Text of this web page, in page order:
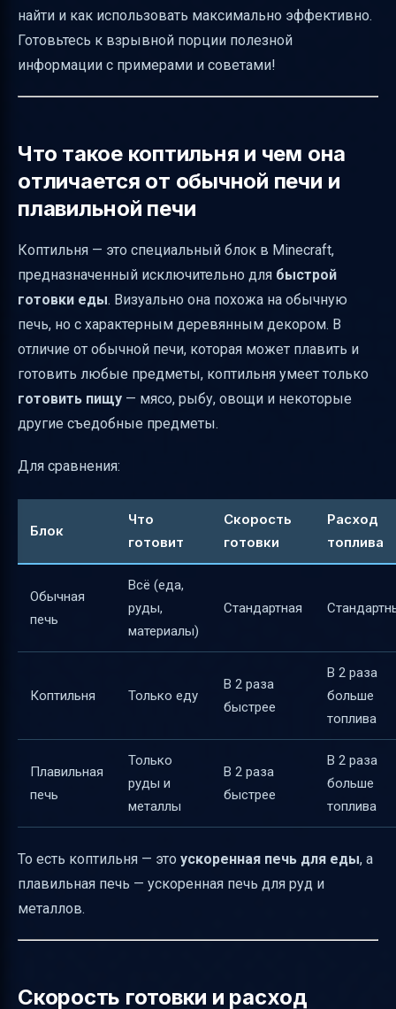
Что происходит при разрушении коптильни
Как коптильня влияет на жителей деревни
Как изменить название коптильни
Основные состояния и направление
коптильни
История коптильни в Minecraft
Практические советы по использованию
коптильни
Краткий обзор по коптильне
Таблица сравнения коптильни, печи и
плавильной печи
Заключение
Полезные ссылки
найти и как использовать максимально эффективно.
Готовьтесь к взрывной порции полезной
информации с примерами и советами!
Что такое коптильня и чем она
отличается от обычной печи и
плавильной печи
Коптильня — это специальный блок в Minecraft,
предназначенный исключительно для быстрой
готовки еды. Визуально она похожа на обычную
печь, но с характерным деревянным декором. В
отличие от обычной печи, которая может плавить и
готовить любые предметы, коптильня умеет только
готовить пищу — мясо, рыбу, овощи и некоторые
другие съедобные предметы.
Для сравнения:
Блок
Что
готовит
Скорость
готовки
Расход
топлива
Обычная
печь
Всё (еда,
руды,
материалы)
Стандартная
Коптильня Только еду
В 2 раза
быстрее
В 2 раза
больше
топлива
Плавильная
печь
Только
руды и
металлы
В 2 раза
быстрее
В 2 раза
больше
топлива
То есть коптильня — это ускоренная печь для еды, а
плавильная печь — ускоренная печь для руд и
металлов.
Скорость готовки и расход